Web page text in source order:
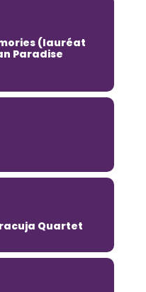
(lauréat
Paradise
Quartet